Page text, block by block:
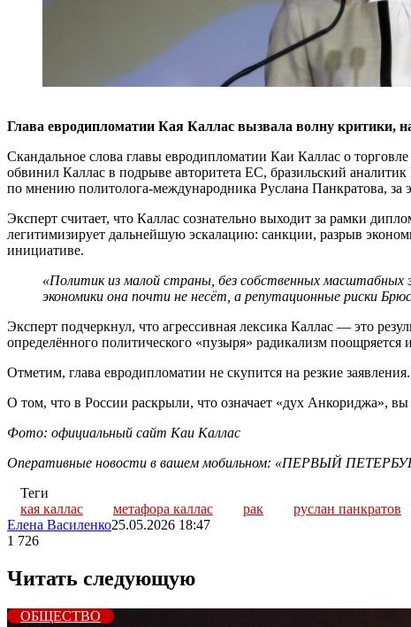
Глава евродипломатии Кая Каллас вызвала волну критики,
Скандальное слова главы евродипломатии Каи Каллас о
обвинил Каллас в подрыве авторитета ЕС, бразильский
по мнению политолога-международника Руслана Панкратова, за
Эксперт считает, что Каллас сознательно выходит за рамки
легитимизирует дальнейшую эскалацию: санкции, разрыв
инициативе.
«Политик из малой страны, без собственных масштабных
экономики она почти не несёт, а репутационные риски
Эксперт подчеркнул, что агрессивная лексика Каллас — это
определённого политического «пузыря» радикализм
Отметим, глава евродипломатии не скупится на резкие
О том, что в России раскрыли, что означает «дух Анкориджа»,
Фото: официальный сайт Каи Каллас
Оперативные новости в вашем мобильном: «ПЕРВЫЙ
Теги
кая каллас
метафора каллас рак
руслан панкратов
Елена Василенко25.05.2026 18:47
1 726
Читать следующую
ОБЩЕСТВО